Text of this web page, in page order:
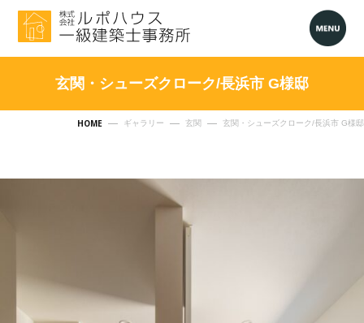
HOME ギャラリー 玄関 玄関・シューズクローク/長浜市 G様邸
玄関・シューズクローク/長浜市 G様邸